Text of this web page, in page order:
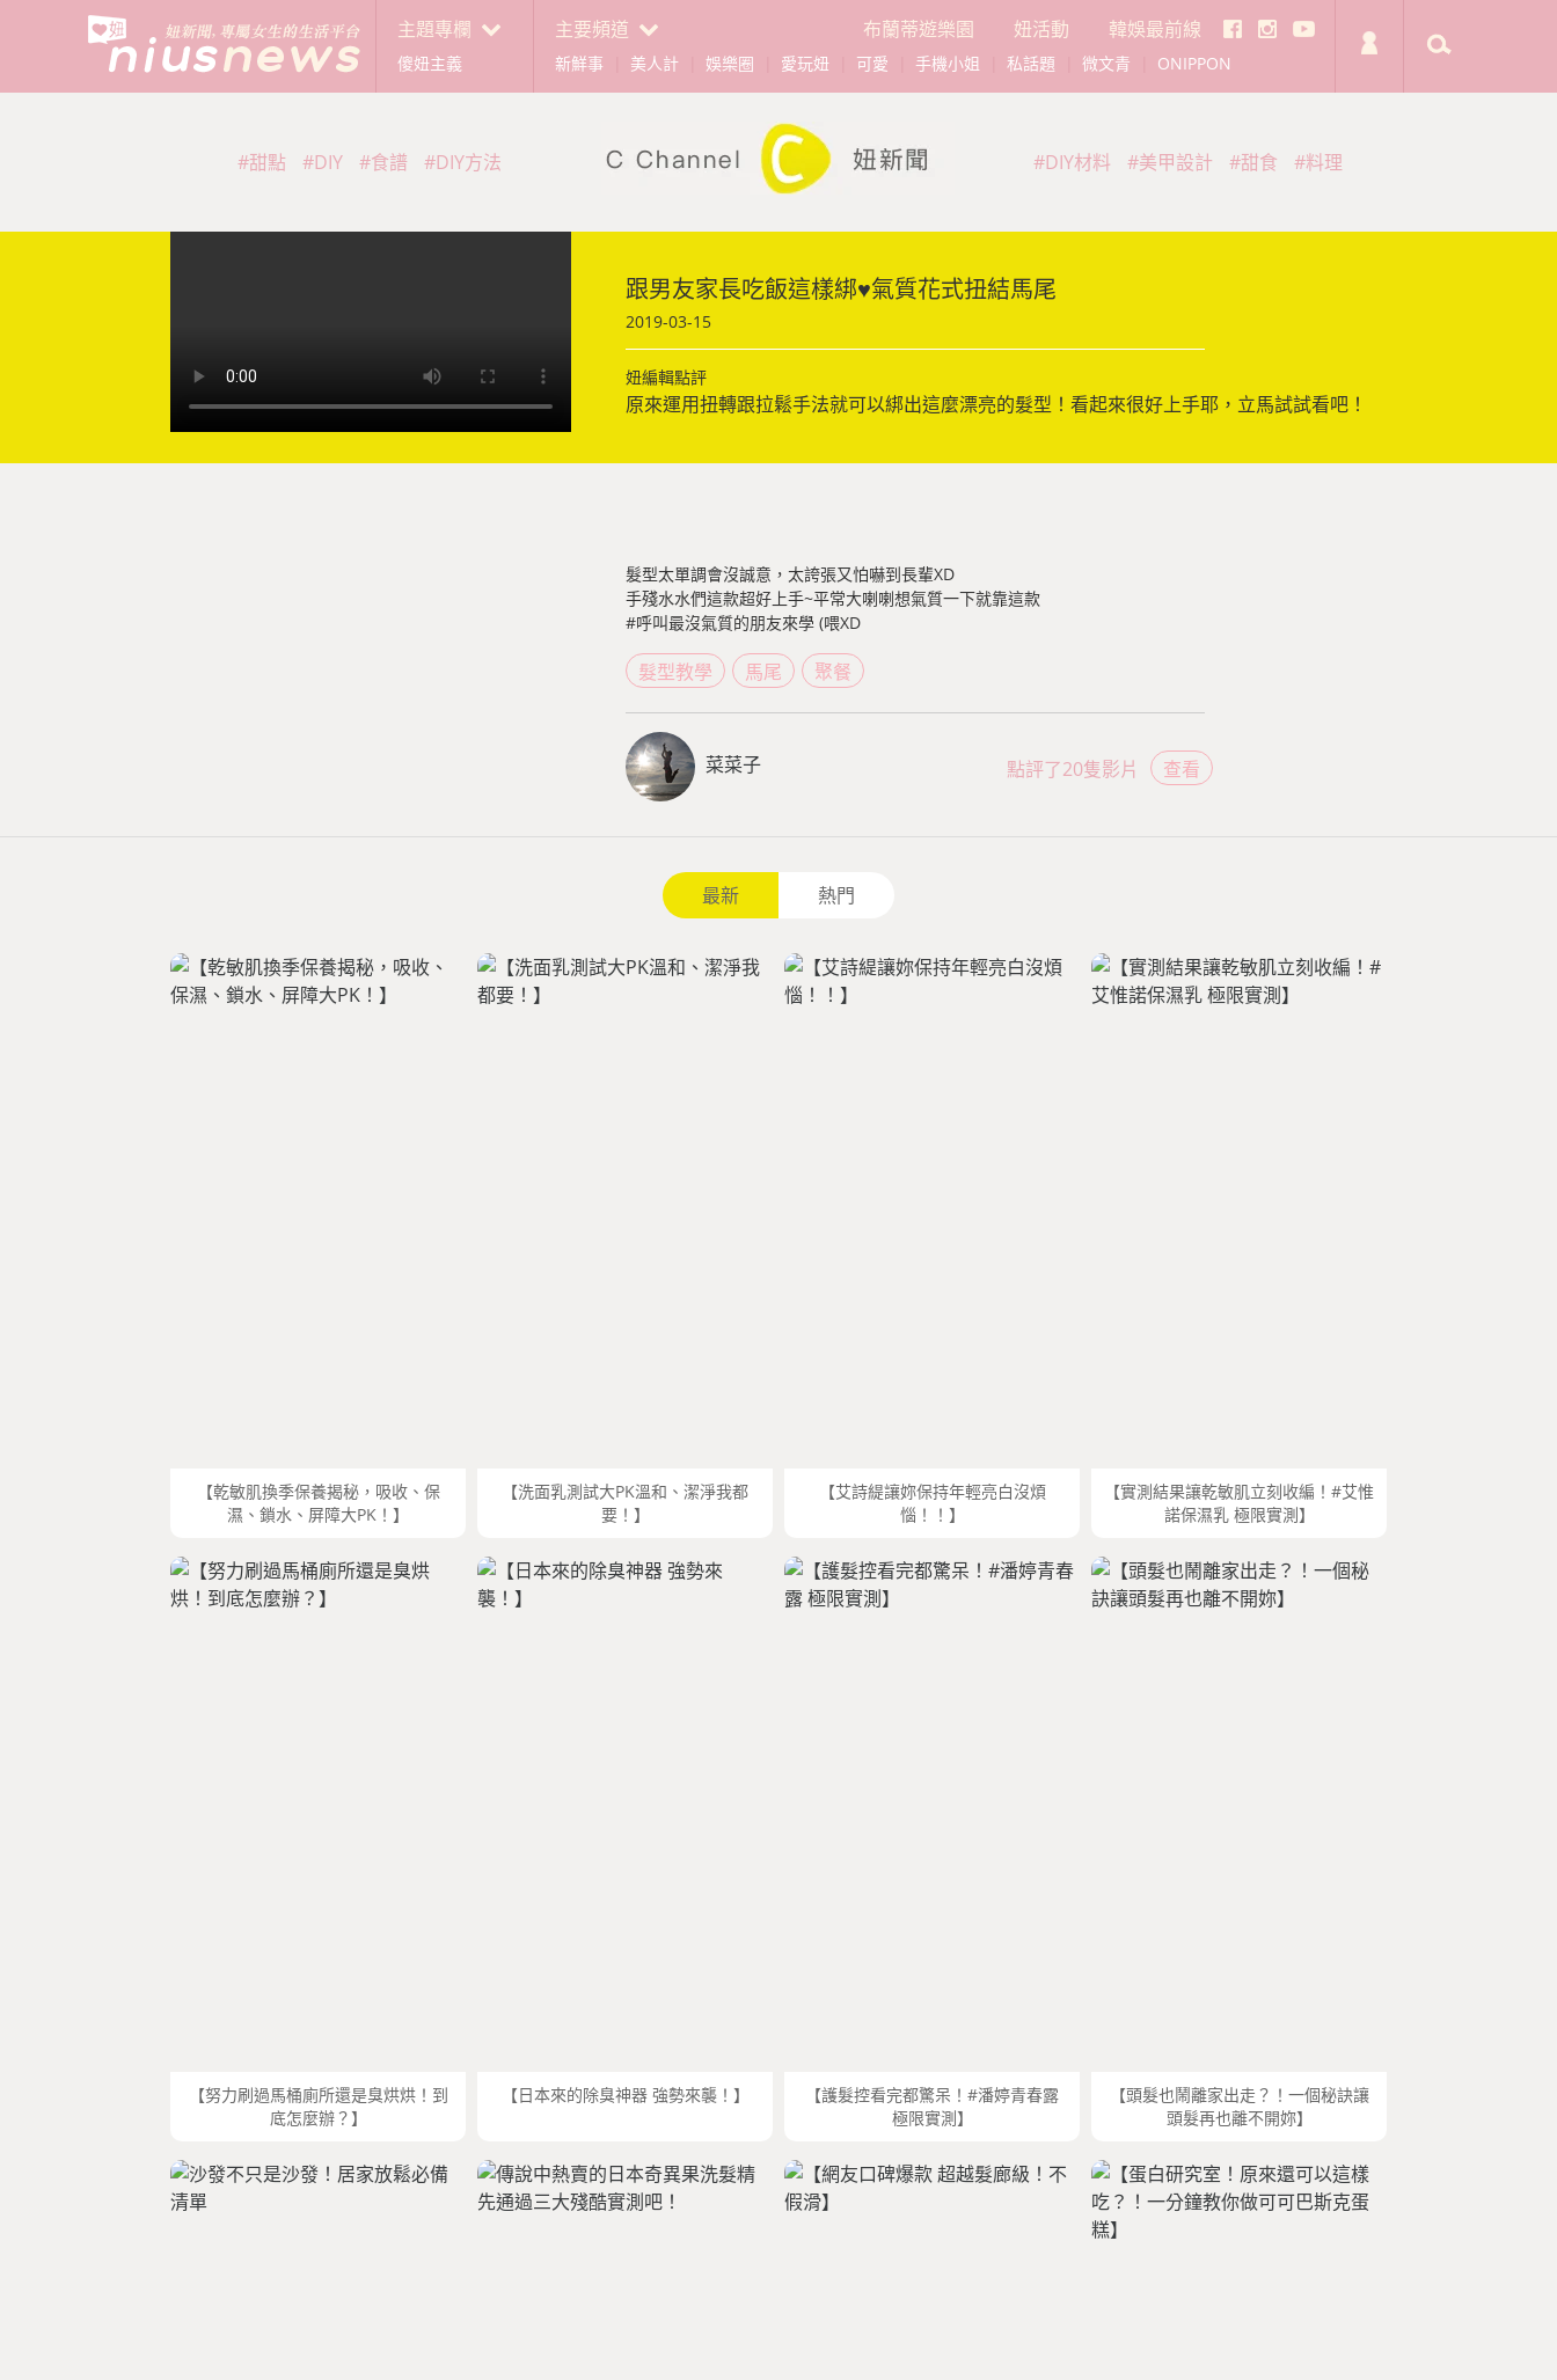
主題專欄
傻妞主義
主要頻道 布蘭蒂遊樂園 妞活動 韓娛最前線
新鮮事 美人計 娛樂圈 愛玩妞 可愛 手機小姐 私話題 微文青 ONIPPON
#甜點 #DIY #食譜 #DIY方法 #DIY材料 #美甲設計 #甜食 #料理
跟男友家長吃飯這樣綁♥氣質花式扭結馬尾
2019-03-15
妞編輯點評
原來運用扭轉跟拉鬆手法就可以綁出這麼漂亮的髮型！看起來很好上手耶，立馬試試看吧！
髮型太單調會沒誠意，太誇張又怕嚇到長輩XD
手殘水水們這款超好上手~平常大喇喇想氣質一下就靠這款
#呼叫最沒氣質的朋友來學 (喂XD
髮型教學 馬尾 聚餐
菜菜子 查看
點評了20隻影片
最新 熱門
【乾敏肌換季保養揭秘，吸收、保
濕、鎖水、屏障大PK！】
【洗面乳測試大PK溫和、潔淨我都
要！】
【艾詩緹讓妳保持年輕亮白沒煩
惱！！】
【實測結果讓乾敏肌立刻收編！#艾惟
諾保濕乳 極限實測】
【努力刷過馬桶廁所還是臭烘烘！到
底怎麼辦？】
【日本來的除臭神器 強勢來襲！】
【護髮控看完都驚呆！#潘婷青春露
極限實測】
【頭髮也鬧離家出走？！一個秘訣讓
頭髮再也離不開妳】